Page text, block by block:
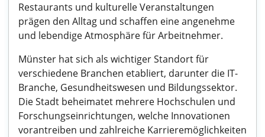
Restaurants und kulturelle Veranstaltungen
prägen den Alltag und schaffen eine angenehme
und lebendige Atmosphäre für Arbeitnehmer.
Münster hat sich als wichtiger Standort für
verschiedene Branchen etabliert, darunter die IT-
Branche, Gesundheitswesen und Bildungssektor.
Die Stadt beheimatet mehrere Hochschulen und
Forschungseinrichtungen, welche Innovationen
vorantreiben und zahlreiche Karrieremöglichkeiten